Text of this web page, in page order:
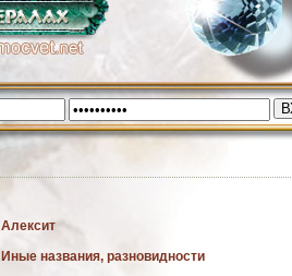
Алексит
Иные названия, разновидности